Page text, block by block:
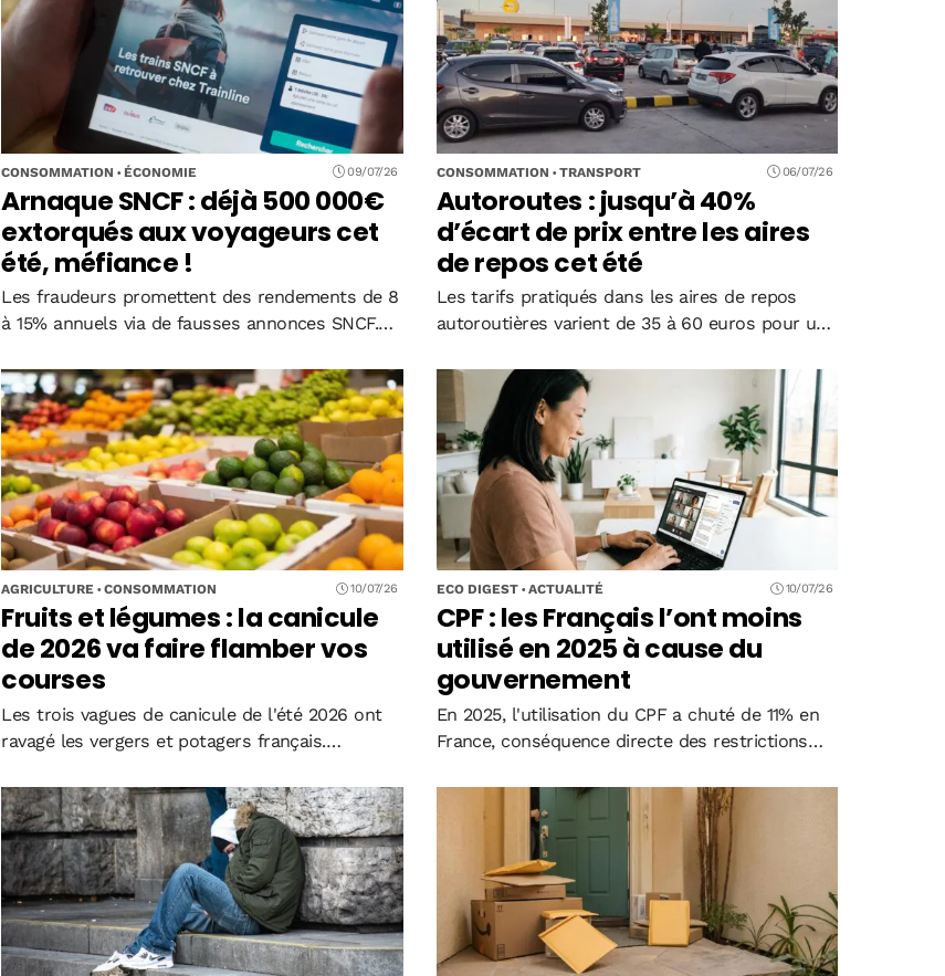
Arnaque SNCF : déjà 500 000€
extorqués aux voyageurs cet
été, méfiance !
CONSOMMATION ÉCONOMIE
Les fraudeurs promettent des rendements de 8
à 15% annuels via de fausses annonces SNCF.
des arnaques qui ont déjà coûté plusieurs
centaines de milliers d'euros à certaines…
09/07/26
Autoroutes : jusqu’à 40%
d’écart de prix entre les aires
de repos cet été
CONSOMMATION TRANSPORT
Les tarifs pratiqués dans les aires de repos
autoroutières varient de 35 à 60 euros pour un
comparative révèle des écarts atteignant 40%
selon les zones géographiques et…
06/07/26
Fruits et légumes : la canicule
de 2026 va faire flamber vos
courses
AGRICULTURE CONSOMMATION
Les trois vagues de canicule de l'été 2026 ont
ravagé les vergers et potagers français.
frais vont devenir denrées rares, avec des prix
en hausse de 20 à…
10/07/26
CPF : les Français l’ont moins
utilisé en 2025 à cause du
gouvernement
ECO DIGEST ACTUALITÉ
En 2025, l'utilisation du CPF a chuté de 11% en
France, conséquence directe des restrictions
permis de conduire. Le permis moto s'effondre
de 94%, le permis B de 75%, générant…
10/07/26